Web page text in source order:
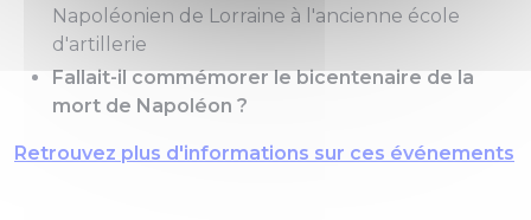
Napoléonien de Lorraine à l'ancienne école
d'artillerie
Fallait-il commémorer le bicentenaire de la
mort de Napoléon ?
Retrouvez plus d'informations sur ces événements